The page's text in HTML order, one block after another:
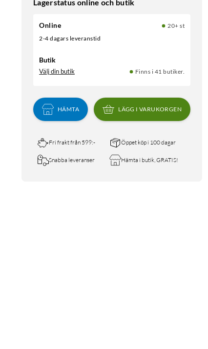
Lagerstatus online och butik
Online
20+ st
2-4 dagars leveranstid
Butik
Välj din butik Finns i 41 butiker.
HÄMTA LÄGG I VARUKORGEN
Fri frakt från 599:- Öppet köp i 100 dagar
Snabba leveranser Hämta i butik, GRATIS!